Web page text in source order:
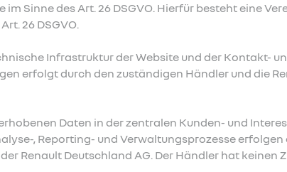
Sinne des Art. 26 DSGVO. Hierfür besteht eine
26 DSGVO.
Infrastruktur der Website und der Kontakt-
erfolgt durch den zuständigen Händler und die
Daten in der zentralen Kunden- und
, Reporting- und Verwaltungsprozesse
Renault Deutschland AG. Der Händler hat keinen